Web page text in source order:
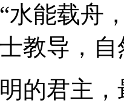
水能载舟
教导，
的君主